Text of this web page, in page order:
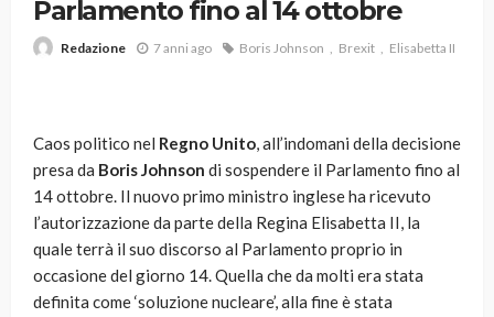
Parlamento fino al 14 ottobre
Redazione 7 anni ago Boris Johnson Brexit Elisabetta II
Caos politico nel Regno Unito, all’indomani della decisione
presa da Boris Johnson di sospendere il Parlamento fino al
14 ottobre. Il nuovo primo ministro inglese ha ricevuto
l’autorizzazione da parte della Regina Elisabetta II, la
quale terrà il suo discorso al Parlamento proprio in
occasione del giorno 14. Quella che da molti era stata
definita come ‘soluzione nucleare’, alla fine è stata